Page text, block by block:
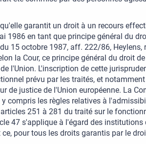
garantit un droit à un recours
1986 en tant que principe général du
15 octobre 1987, aff. 222/86, Heylens,
la Cour, ce principe général du droit
l'Union. L'inscription de cette
prévu par les traités, et
de justice de l'Union européenne. La
compris les règles relatives à
251 à 281 du traité sur le
47 s'applique à l'égard des institutions
pour tous les droits garantis par le